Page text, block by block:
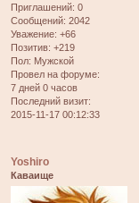
Приглашений: 0
Сообщений: 2042
Уважение: +66
Позитив: +219
Пол: Мужской
Провел на форуме:
7 дней 0 часов
Последний визит:
2015-11-17 00:12:33
Yoshiro
Каваище